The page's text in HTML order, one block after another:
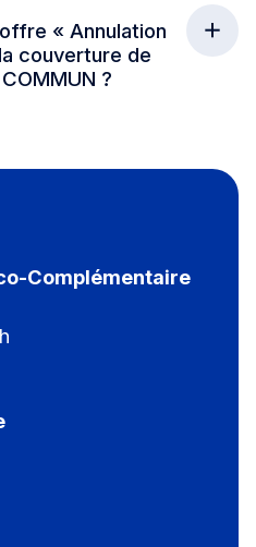
« Annulation
couverture de
?
Complémentaire